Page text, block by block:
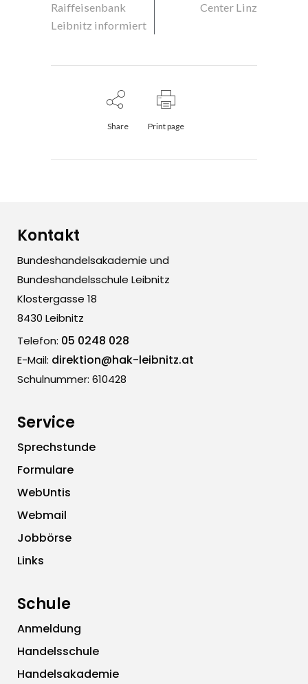
Raiffeisenbank
Leibnitz informiert
Center Linz
Share Print page
Kontakt
Bundeshandelsakademie und
Bundeshandelsschule Leibnitz
Klostergasse 18
8430 Leibnitz
Telefon: 05 0248 028
E-Mail: direktion@hak-leibnitz.at
Schulnummer: 610428
Service
Sprechstunde
Formulare
WebUntis
Webmail
Jobbörse
Links
Schule
Anmeldung
Handelsschule
Handelsakademie